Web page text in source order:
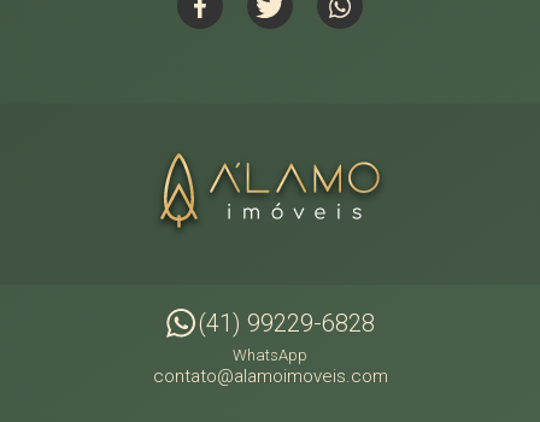
(41) 99229-6828
WhatsApp
contato@alamoimoveis.com